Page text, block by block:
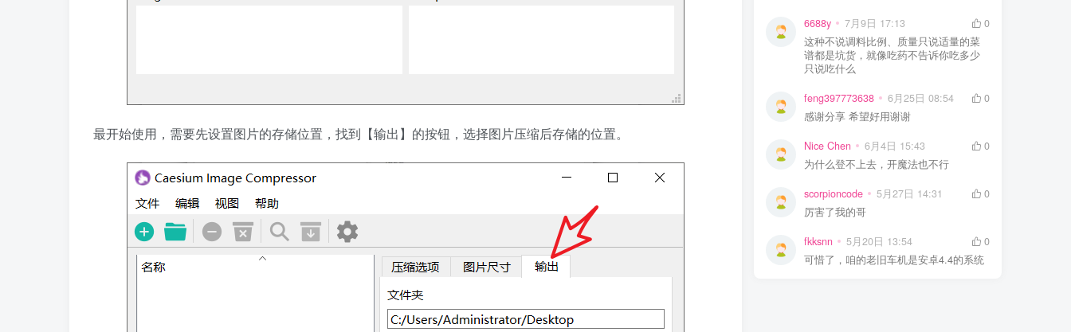
最开始使用，需要先设置图片的存储位置，找到【输出】的按钮，选择图片压缩后存储的位置。
6688y 7月9日 17:13
0
这种不说调料比例、质量只说适量的菜
谱都是坑货，就像吃药不告诉你吃多少
只说吃什么
feng397773638 6月25日 08:54
0
感谢分享 希望好用谢谢
Nice Chen 6月4日 15:43
0
为什么登不上去，开魔法也不行
scorpioncode 5月27日 14:31
0
厉害了我的哥
fkksnn 5月20日 13:54
0
可惜了，咱的老旧车机是安卓4.4的系统